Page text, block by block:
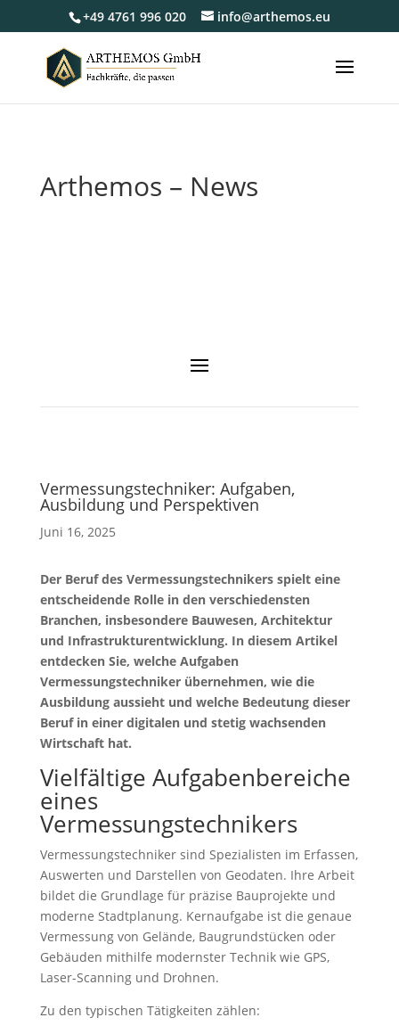
+49 4761 996 020 info@arthemos.eu
Arthemos – News
Vermessungstechniker: Aufgaben,
Ausbildung und Perspektiven
Juni 16, 2025
Der Beruf des Vermessungstechnikers spielt eine
entscheidende Rolle in den verschiedensten
Branchen, insbesondere Bauwesen, Architektur
und Infrastrukturentwicklung. In diesem Artikel
entdecken Sie, welche Aufgaben
Vermessungstechniker übernehmen, wie die
Ausbildung aussieht und welche Bedeutung dieser
Beruf in einer digitalen und stetig wachsenden
Wirtschaft hat.
Vielfältige Aufgabenbereiche
eines
Vermessungstechnikers
Vermessungstechniker sind Spezialisten im Erfassen,
Auswerten und Darstellen von Geodaten. Ihre Arbeit
bildet die Grundlage für präzise Bauprojekte und
moderne Stadtplanung. Kernaufgabe ist die genaue
Vermessung von Gelände, Baugrundstücken oder
Gebäuden mithilfe modernster Technik wie GPS,
Laser-Scanning und Drohnen.
Zu den typischen Tätigkeiten zählen: